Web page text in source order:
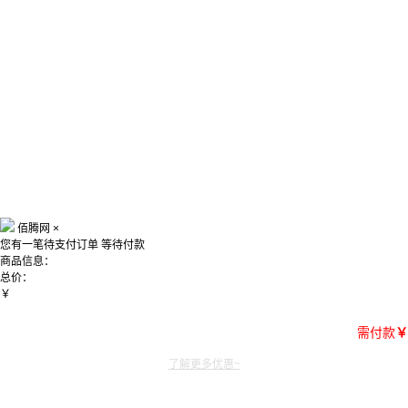
佰腾网 ×
您有一笔待支付订单 等待付款
商品信息：
总价：
￥
需付款￥
了解更多优惠~